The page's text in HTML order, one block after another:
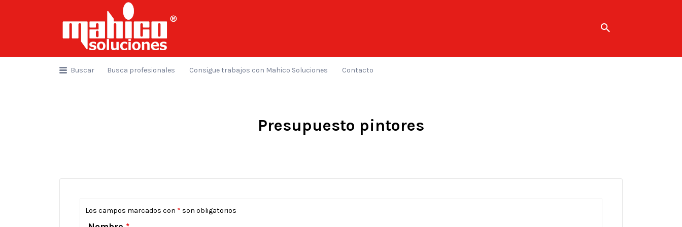
por:
Buscar Busca profesionales Consigue trabajos con Mahico Soluciones Contacto
Presupuesto pintores
Los campos marcados con * son obligatorios